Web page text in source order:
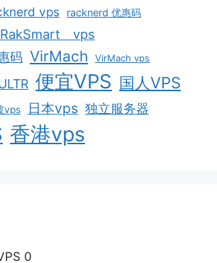
vps racknerd 优惠码
RakSmart vps
码 VirMach VirMach vps
便宜VPS 国人VPS
vps 日本vps 独立服务器
香港vps
0